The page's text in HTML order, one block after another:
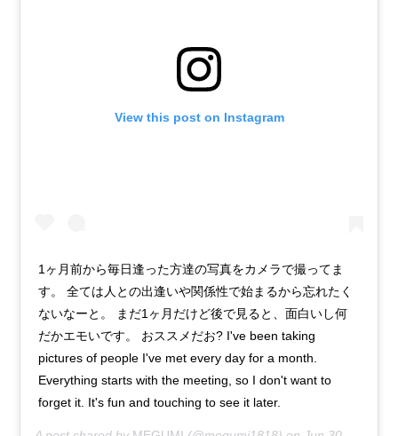
View this post on Instagram
1ヶ月前から毎日逢った方達の写真をカメラで撮ってま
す。 全ては人との出逢いや関係性で始まるから忘れたく
ないなーと。 まだ1ヶ月だけど後で見ると、面白いし何
だかエモいです。 おススメだお? I've been taking
pictures of people I've met every day for a month.
Everything starts with the meeting, so I don't want to
forget it. It's fun and touching to see it later.